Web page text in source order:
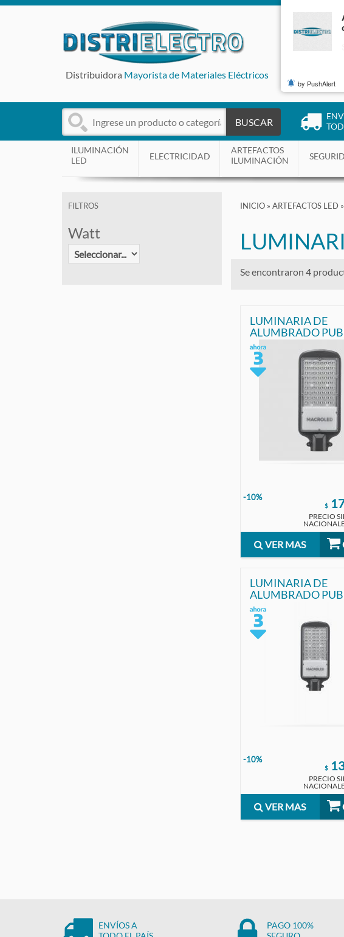
Distribuidora Mayorista de Materiales Eléctricos
BUSCAR
ILUMINACIÓN
LED
ELECTRICIDAD
ARTEFACTOS
ILUMINACIÓN
FILTROS
Watt
INICIO» ARTEFACTOS LED»
Se encontraron 4
LUMINARIA DE
ALUMBRADO
LED 100W IP65
MACROLED
-10%
$
PRECIO
VER MAS
LUMINARIA DE
ALUMBRADO
LED 50W IP65 FRIO
MACROLED
-10%
$
PRECIO
VER MAS
ENVÍOS A
PAGO 100%
by PushAlert